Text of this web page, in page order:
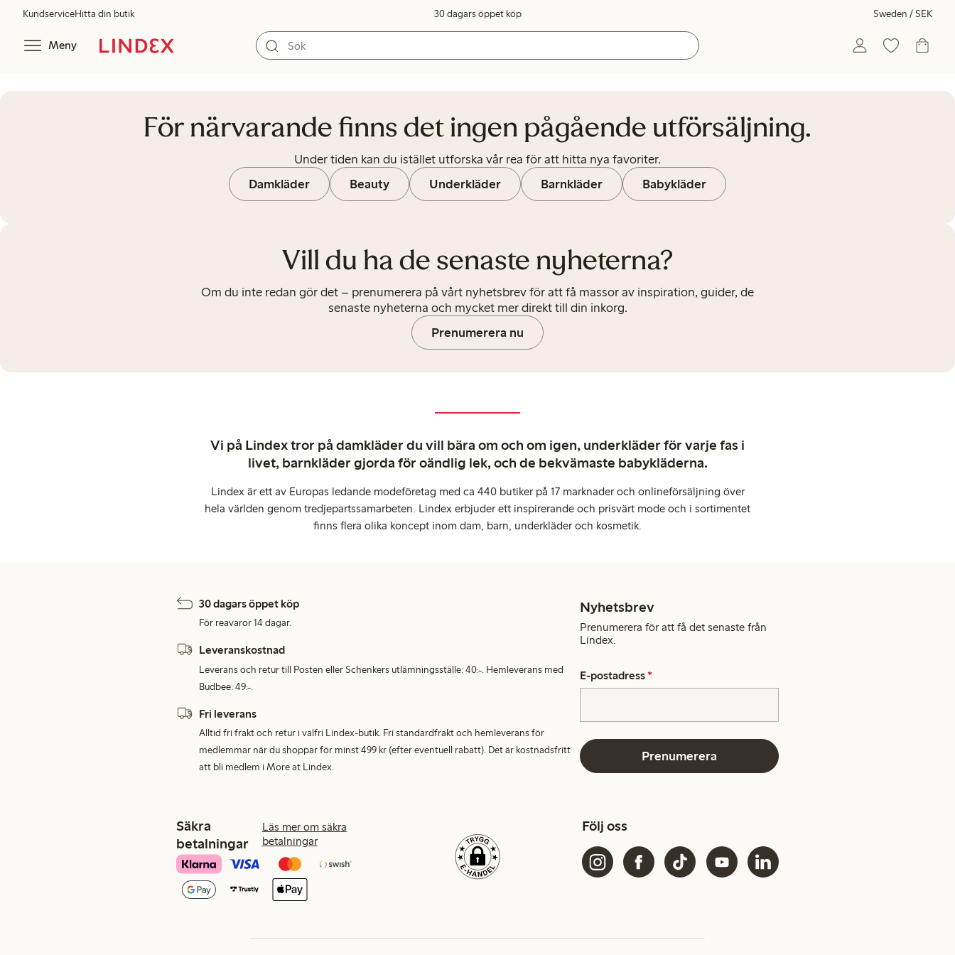
KundserviceHitta din butik 30 dagars öppet köp Sweden / SEK
Meny
För närvarande finns det ingen pågående utförsäljning.
För närvarande finns det ingen pågående utförsäljning.
Under tiden kan du istället utforska vår rea för att hitta nya favoriter.
Damkläder
Beauty Underkläder Barnkläder Babykläder
Vill du ha de senaste nyheterna?
Om du inte redan gör det – prenumerera på vårt nyhetsbrev för att få massor av inspiration, guider, de
senaste nyheterna och mycket mer direkt till din inkorg.
Prenumerera nu
Vi på Lindex tror på damkläder du vill bära om och om igen, underkläder för varje fas i
livet, barnkläder gjorda för oändlig lek, och de bekvämaste babykläderna.
Lindex är ett av Europas ledande modeföretag med ca 440 butiker på 17 marknader och onlineförsäljning över
hela världen genom tredjepartssamarbeten. Lindex erbjuder ett inspirerande och prisvärt mode och i sortimentet
finns flera olika koncept inom dam, barn, underkläder och kosmetik.
30 dagars öppet köp
För reavaror 14 dagar.
Leveranskostnad
Leverans och retur till Posten eller Schenkers utlämningsställe: 40:-. Hemleverans med
Budbee: 49:-.
Fri leverans
Alltid fri frakt och retur i valfri Lindex-butik. Fri standardfrakt och hemleverans för
medlemmar när du shoppar för minst 499 kr (efter eventuell rabatt). Det är kostnadsfritt
att bli medlem i More at Lindex.
Nyhetsbrev
Prenumerera för att få det senaste från
Lindex.
E-postadress *
Prenumerera
Säkra
betalningar
Läs mer om säkra
betalningar
Följ oss